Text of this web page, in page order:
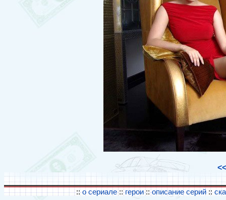
<<
:: о сериале:: герои::описание серий::